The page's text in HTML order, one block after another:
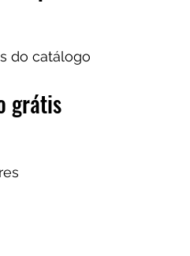
do catálogo
grátis